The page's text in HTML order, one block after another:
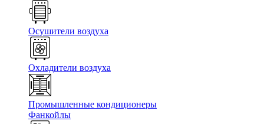
Осушители воздуха
Охладители воздуха
Промышленные кондиционеры
Фанкойлы